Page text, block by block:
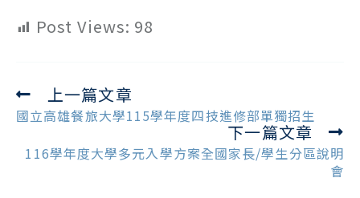
Post Views: 98
Read
more
上一篇文章
國立高雄餐旅大學115學年度四技進修部單獨招生
下一篇文章
116學年度大學多元入學方案全國家長/學生分區說明
會